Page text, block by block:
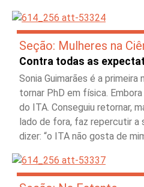
Seção: Mulheres na
Contra todas as
Sonia Guimarães é a primeira
tornar PhD em física.
do ITA. Conseguiu retornar,
lado de fora, faz repercutir a
dizer: “o ITA não gosta de